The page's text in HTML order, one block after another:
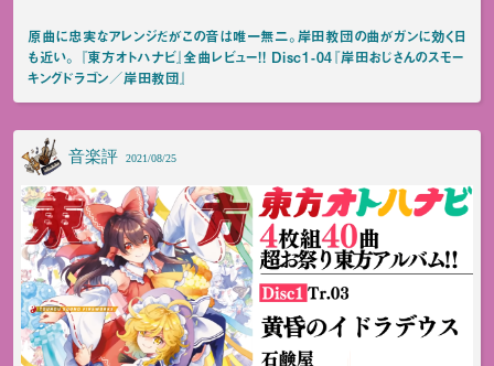
原曲に忠実なアレンジだがこの音は唯一無二。岸田教団の曲がガンに効く日
も近い。 『東方オトハナビ』全曲レビュー!! Disc1-04『岸田おじさんのスモー
キングドラゴン／岸田教団』
音楽評 2021/08/25